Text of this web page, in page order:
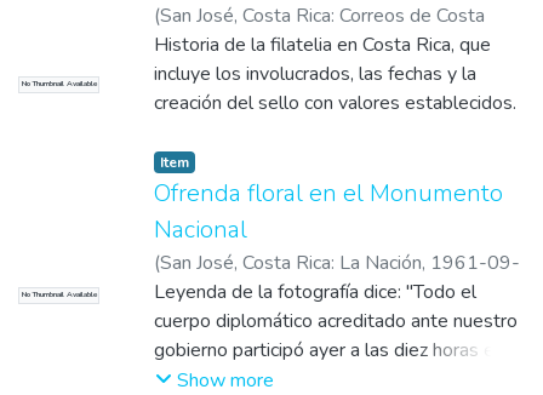
No Thumbnail Available
(San José, Costa Rica: Correos de Costa
Rica,2018 )Correos de Costa Rica
Historia de la filatelia en Costa Rica, que
incluye los involucrados, las fechas y la
creación del sello con valores establecidos.
No Thumbnail Available
Item
Ofrenda floral en el Monumento
Nacional
(San José, Costa Rica: La Nación, 1961-09-
16)González
Leyenda de la fotografía dice: "Todo el
cuerpo diplomático acreditado ante nuestro
gobierno participó ayer a las diez horas en
una sencilla pero emotiva ceremonia en la
Show more